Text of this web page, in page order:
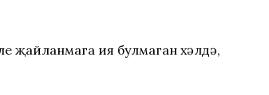
җайланмага ия булмаган хәлдә,